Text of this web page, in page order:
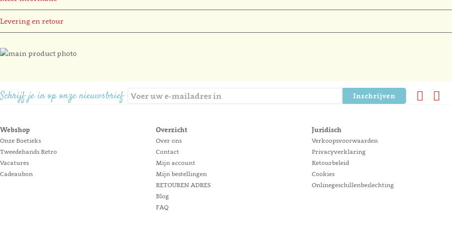
Levering en retour
Ga
van
gallerij
begin
afbeeldingen-
gallerij
Schrijf je in op onze nieuwsbrief Inschrijven
Webshop
Onze Boetieks
Tweedehands Retro
Vacatures
Cadeaubon
Overzicht
Over ons
Contact
Mijn account
Mijn bestellingen
RETOUREN ADRES
Blog
FAQ
Juridisch
Verkoopsvoorwaarden
Privacyverklaring
Retourbeleid
Cookies
Onlinegeschillenbeslechting